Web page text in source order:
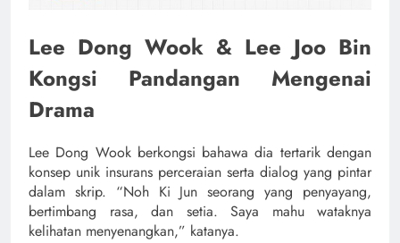
Lee Dong Wook & Lee Joo Bin
Kongsi Pandangan Mengenai
Drama
Lee Dong Wook berkongsi bahawa dia tertarik dengan
konsep unik insurans perceraian serta dialog yang pintar
dalam skrip. “Noh Ki Jun seorang yang penyayang,
bertimbang rasa, dan setia. Saya mahu wataknya
kelihatan menyenangkan,” katanya.